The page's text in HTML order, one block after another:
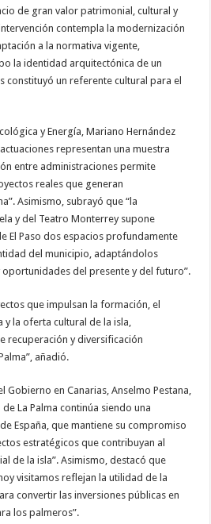
de gran valor patrimonial, cultural y
contempla la modernización
a la normativa vigente,
la identidad arquitectónica de un
constituyó un referente cultural para el
y Energía, Mariano Hernández
representan una muestra
entre administraciones permite
reales que generan
Asimismo, subrayó que “la
y del Teatro Monterrey supone
El Paso dos espacios profundamente
del municipio, adaptándolos
oportunidades del presente y del futuro”.
que impulsan la formación, el
y la oferta cultural de la isla,
recuperación y diversificación
añadió.
Gobierno en Canarias, Anselmo Pestana,
La Palma continúa siendo una
España, que mantiene su compromiso
estratégicos que contribuyan al
de la isla”. Asimismo, destacó que
visitamos reflejan la utilidad de la
convertir las inversiones públicas en
los palmeros”.